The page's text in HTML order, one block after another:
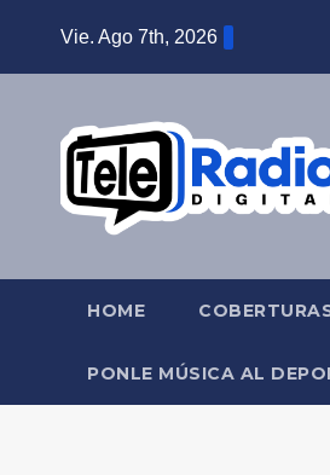
Vie. Ago 7th, 2026
HOME
PONLE MÚSICA AL